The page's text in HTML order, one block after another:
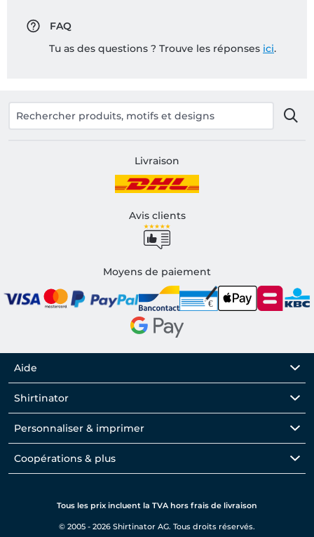
FAQ
Tu as des questions ? Trouve les réponses ici.
Livraison
Avis clients
Moyens de paiement
Aide
Shirtinator
Personnaliser & imprimer
Coopérations & plus
Tous les prix incluent la TVA hors frais de livraison
© 2005 - 2026 Shirtinator AG. Tous droits réservés.